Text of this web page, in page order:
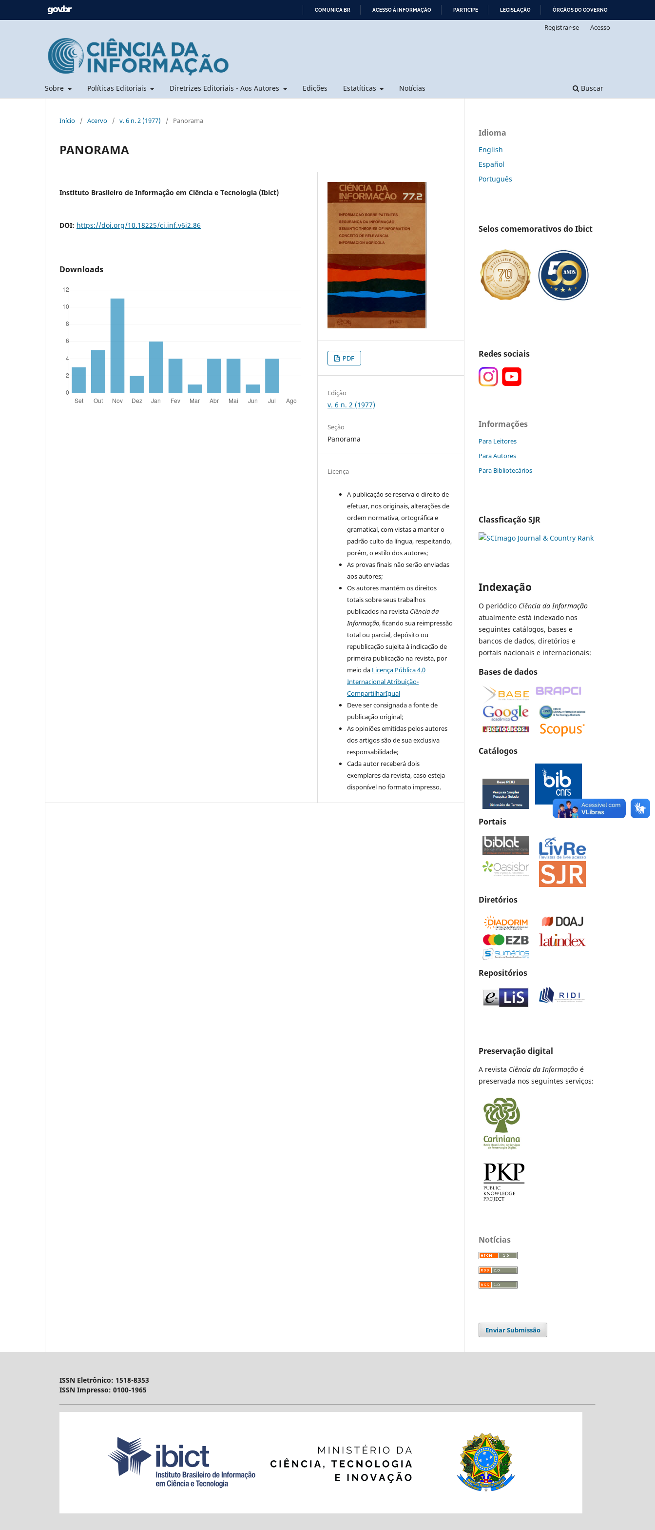
COMUNICA BR ACESSO À INFORMAÇÃO PARTICIPE LEGISLAÇÃO ÓRGÃOS DO GOVERNO
Sobre Políticas Editoriais Diretrizes Editoriais - Aos Autores Edições Estatíticas Notícias Buscar
Registrar-se Acesso
Início / Acervo / v. 6 n. 2 (1977) / Panorama
PANORAMA
Instituto Brasileiro de Informação em Ciência e Tecnologia (Ibict)
DOI: https://doi.org/10.18225/ci.inf.v6i2.86
Downloads
PDF
Edição
v. 6 n. 2 (1977)
Seção
Panorama
Licença
A publicação se reserva o direito de
efetuar, nos originais, alterações de
ordem normativa, ortográfica e
gramatical, com vistas a manter o
padrão culto da língua, respeitando,
porém, o estilo dos autores;
As provas finais não serão enviadas
aos autores;
Os autores mantém os direitos
totais sobre seus trabalhos
publicados na revista Ciência da
Informação, ficando sua reimpressão
total ou parcial, depósito ou
republicação sujeita à indicação de
primeira publicação na revista, por
meio da Licença Pública 4.0
Internacional Atribuição-
CompartilharIgual
Deve ser consignada a fonte de
publicação original;
As opiniões emitidas pelos autores
dos artigos são de sua exclusiva
responsabilidade;
Cada autor receberá dois
exemplares da revista, caso esteja
disponível no formato impresso.
Idioma
English
Español
Português
Selos comemorativos do Ibict
Redes sociais
Informações
Para Leitores
Para Autores
Para Bibliotecários
Classficação SJR
Indexação
O periódico Ciência da Informação
atualmente está indexado nos
seguintes catálogos, bases e
bancos de dados, diretórios e
portais nacionais e internacionais:
Bases de dados
Catálogos
Portais
Diretórios
Repositórios
Preservação digital
A revista Ciência da Informação é
preservada nos seguintes serviços:
Notícias
Enviar Submissão
ISSN Eletrônico: 1518-8353
ISSN Impresso: 0100-1965